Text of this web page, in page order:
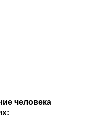
человека